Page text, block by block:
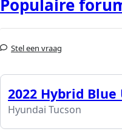
Populaire
Stel een vraag
2022 Hybrid
Hyundai Tucson